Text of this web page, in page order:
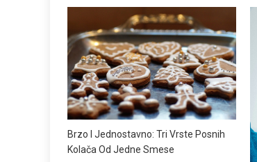
Brzo I Jednostavno: Tri Vrste Posnih
Kolača Od Jedne Smese